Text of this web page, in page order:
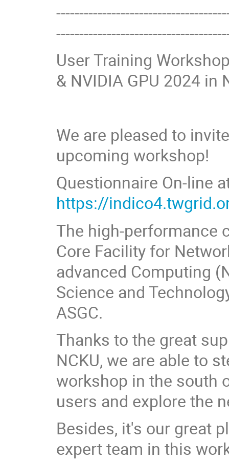
User Training
& NVIDIA GPU 2024 in
We are pleased to
upcoming workshop!
Questionnaire On-line
https://
The high-performance
Core Facility for
advanced Computing
Science and
ASGC.
Thanks to the great
NCKU, we are able to
workshop in the south
users and explore the
Besides, it's our great
expert team in this